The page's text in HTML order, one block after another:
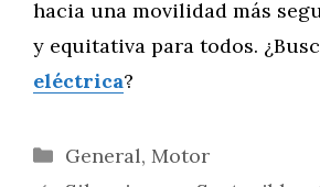
hacia una movilidad más
y equitativa para todos.
eléctrica?
Categorías
General, Motor